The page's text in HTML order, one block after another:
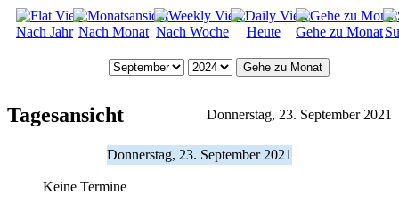
Nach Jahr Nach Monat Nach Woche Heute Gehe zu Monat
Gehe zu Monat
Tagesansicht Donnerstag, 23. September 2021
Donnerstag, 23. September 2021
Keine Termine